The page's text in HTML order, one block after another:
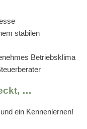
stabilen
Betriebsklima
…
ein Kennenlernen!